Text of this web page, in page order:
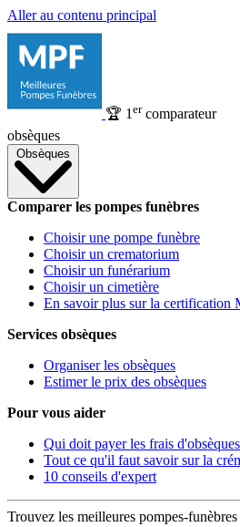
Aller au contenu principal
🏆 1 ercomparateur
obsèques
Obsèques
Comparer les pompes funèbres
Choisir une pompe funèbre
Choisir un crematorium
Choisir un funérarium
Choisir un cimetière
En savoir plus sur la certification
Services obsèques
Organiser les obsèques
Estimer le prix des obsèques
Pour vous aider
Qui doit payer les frais
Tout ce qu'il faut savoir sur la
10 conseils d'expert
Trouvez les meilleures pompes-